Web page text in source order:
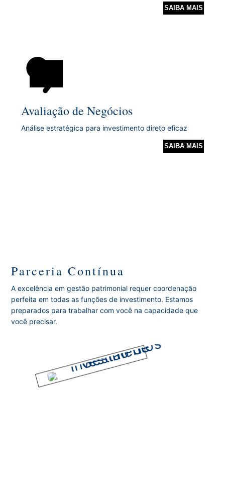
SAIBA MAIS
Avaliação de Negócios
Análise estratégica para investimento direto eficaz
SAIBA MAIS
Parceria Contínua
A excelência em gestão patrimonial requer coordenação
perfeita em todas as funções de investimento. Estamos
preparados para trabalhar com você na capacidade que
você precisar.